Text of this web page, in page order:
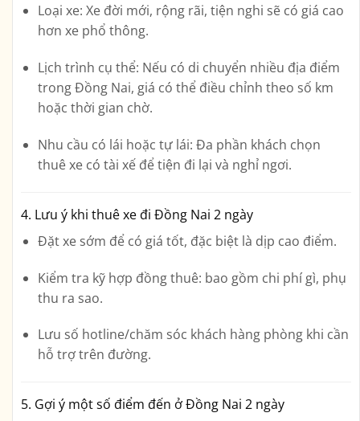
Loại xe: Xe đời mới, rộng rãi, tiện nghi sẽ có giá cao
hơn xe phổ thông.
Lịch trình cụ thể: Nếu có di chuyển nhiều địa điểm
trong Đồng Nai, giá có thể điều chỉnh theo số km
hoặc thời gian chờ.
Nhu cầu có lái hoặc tự lái: Đa phần khách chọn
thuêxe có tài xếđể tiện đi lại và nghỉ ngơi.
4. Lưu ý khi thuê xe đi Đồng Nai 2 ngày
Đặt xe sớm để có giá tốt, đặc biệt là dịp cao điểm.
Kiểm tra kỹ hợp đồng thuê: bao gồm chi phí gì, phụ
thu ra sao.
Lưu số hotline/chăm sóc khách hàng phòng khi cần
hỗ trợ trên đường.
5. Gợi ý một số điểm đến ở Đồng Nai 2 ngày